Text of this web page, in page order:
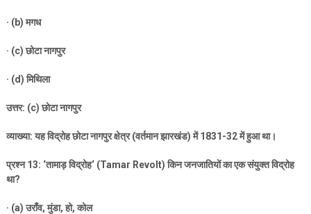
· (b)मगध
· (c)छोटा नागपुर
· (d)मिथिला
उत्तर: (c)छोटा नागपुर
व्याख्या: यह विद्रोह छोटा नागपुर क्षेत्र (वर्तमान झारखंड) में1831-32में हुआ था।
प्रश्न13: ‘तामाड़ विद्रोह‘ (Tamar Revolt)किन जनजातियों का एक संयुक्त विद्रोह
था?
· (a)उराँव,मुंडा,हो,कोल